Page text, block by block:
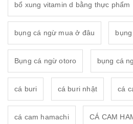
bổ xung vitamin d bằng thực phẩm
bụng cá ngừ mua ở đâu
Bụng cá ngừ otoro bụng cá
cá buri cá buri nhật cá
cá cam hamachi CÁ CAM